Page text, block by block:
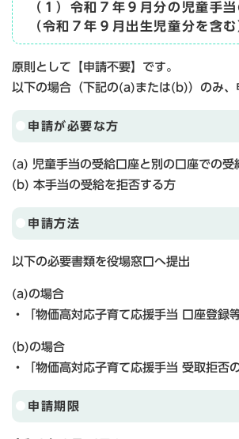
（１）令和７年９月分の児童手
（令和７年９月出生児童分を含む
原則として【申請不要】です。
以下の場合（下記の(a)または(b)）のみ、
申請が必要な方
(a) 児童手当の受給口座と別の口座での受
(b) 本手当の受給を拒否する方
申請方法
以下の必要書類を役場窓口へ提出
(a)の場合
・「物価高対応子育て応援手当 口座登録
(b)の場合
・「物価高対応子育て応援手当 受取拒否
申請期限